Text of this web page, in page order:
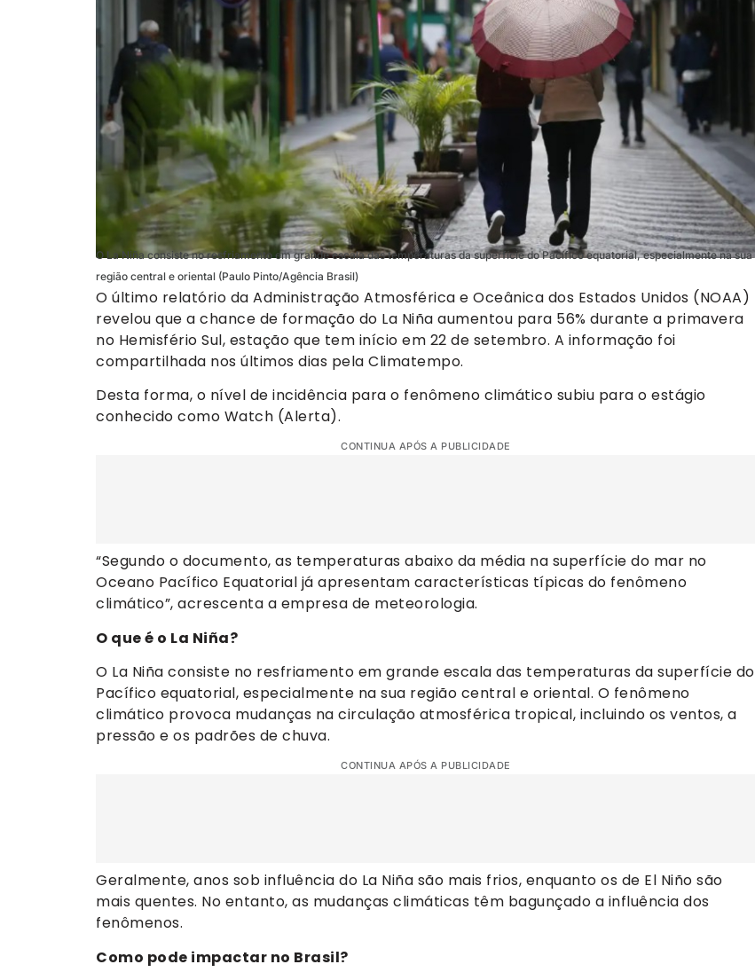
O La Niña consiste no resfriamento em grande escala das temperaturas da superfície do Pacífico equatorial, especialmente na sua
região central e oriental (Paulo Pinto/Agência Brasil)
O último relatório da Administração Atmosférica e Oceânica dos Estados Unidos (NOAA)
revelou que a chance de formação do La Niña aumentou para 56% durante a primavera
no Hemisfério Sul, estação que tem início em 22 de setembro. A informação foi
compartilhada nos últimos dias pela Climatempo.
Desta forma, o nível de incidência para o fenômeno climático subiu para o estágio
conhecido como Watch (Alerta).
CONTINUA APÓS A PUBLICIDADE
“Segundo o documento, as temperaturas abaixo da média na superfície do mar no
Oceano Pacífico Equatorial já apresentam características típicas do fenômeno
climático”, acrescenta a empresa de meteorologia.
O que é o La Niña?
O La Niña consiste no resfriamento em grande escala das temperaturas da superfície do
Pacífico equatorial, especialmente na sua região central e oriental. O fenômeno
climático provoca mudanças na circulação atmosférica tropical, incluindo os ventos, a
pressão e os padrões de chuva.
CONTINUA APÓS A PUBLICIDADE
Geralmente, anos sob influência do La Niña são mais frios, enquanto os de El Niño são
mais quentes. No entanto, as mudanças climáticas têm bagunçado a influência dos
fenômenos.
Como pode impactar no Brasil?